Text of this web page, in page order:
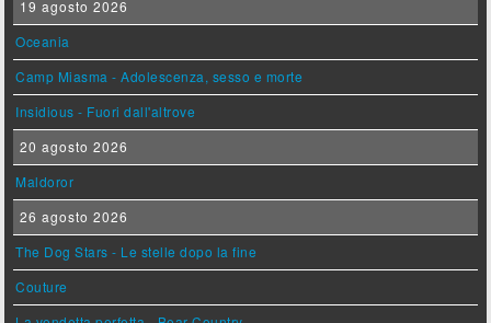
19 agosto 2026
Oceania
Camp Miasma - Adolescenza, sesso e morte
Insidious - Fuori dall'altrove
20 agosto 2026
Maldoror
26 agosto 2026
The Dog Stars - Le stelle dopo la fine
Couture